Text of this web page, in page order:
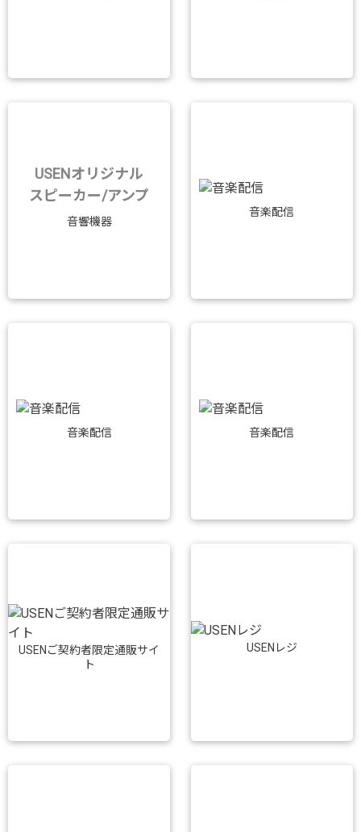
USENオリジナル
スピーカー/アンプ
音響機器
音楽配信
音楽配信 音楽配信
USENご契約者限定通販サイ
ト
USENレジ